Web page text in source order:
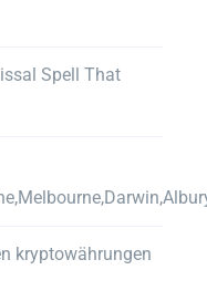
Spell That
kryptowährungen